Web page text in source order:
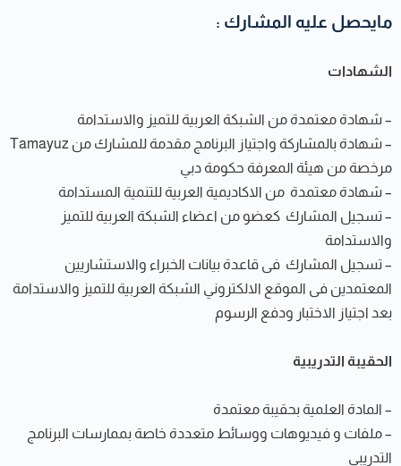
مايحصل عليه المشارك :
الشهادات
– شهادة معتمدة من الشبكة العربية للتميز والاستدامة
– شهادة بالمشاركة واجتياز البرنامج مقدمة للمشارك من Tamayuz
مرخصة من هيئة المعرفة حكومة دبي
– شهادة معتمدة من الاكاديمية العربية للتنمية المستدامة
– تسجيل المشارك كعضو من اعضاء الشبكة العربية للتميز
والاستدامة
– تسجيل المشارك فى قاعدة بيانات الخبراء والاستشاريين
المعتمدين فى الموقع الالكتروني الشبكة العربية للتميز والاستدامة
بعد اجتياز الاختبار ودفع الرسوم
الحقيبة التدريبية
– المادة العلمية بحقيبة معتمدة
– ملفات و فيديوهات ووسائط متعددة خاصة بممارسات البرنامج
التدريبي